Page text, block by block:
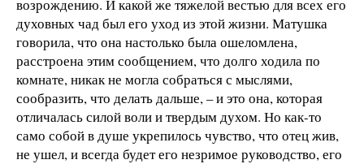
возрождению. И какой же тяжелой вестью для всех его
духовных чад был его уход из этой жизни. Матушка
говорила, что она настолько была ошеломлена,
расстроена этим сообщением, что долго ходила по
комнате, никак не могла собраться с мыслями,
сообразить, что делать дальше, – и это она, которая
отличалась силой воли и твердым духом. Но как-то
само собой в душе укрепилось чувство, что отец жив,
не ушел, и всегда будет его незримое руководство, его